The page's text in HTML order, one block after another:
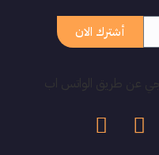
أشترك الان